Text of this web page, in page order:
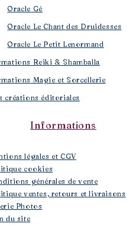
Oracle Gé
Oracle Le Chant des Druidesses​
Oracle Le Petit Lenormand​
Reiki & Shamballa
Magie et Sorcellerie
créations éditoriales
Informations
légales et CGV
cookies
générales de vente
ventes, retours et livraisons
Photos
du site